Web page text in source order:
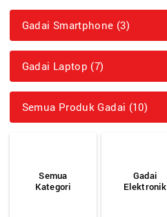
Gadai Smartphone (3)
Gadai Laptop (7)
Semua Produk Gadai (10)
Semua
Kategori
Gadai
Elektronik